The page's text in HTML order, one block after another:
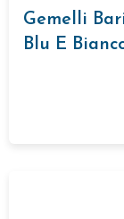
Gemelli
Blu E